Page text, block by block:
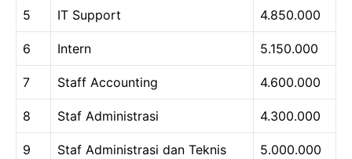
5 IT Support 4.850.000
6 Intern 5.150.000
7 Staff Accounting 4.600.000
8 Staf Administrasi 4.300.000
9 Staf Administrasi dan Teknis 5.000.000